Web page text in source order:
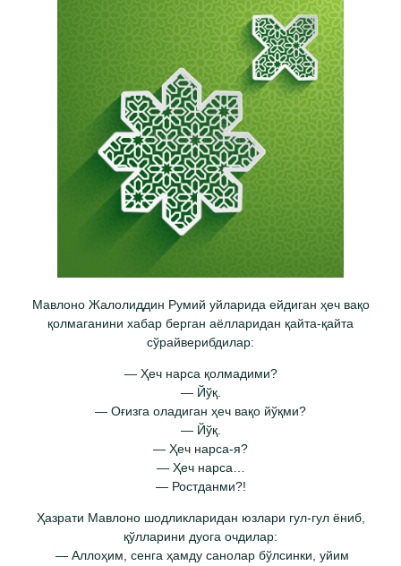
Мавлоно Жалолиддин Румий уйларида ейдиган ҳеч вақо
қолмаганини хабар берган аёлларидан қайта-қайта
сўрайверибдилар:
— Ҳеч нарса қолмадими?
— Йўқ.
— Оғизга оладиган ҳеч вақо йўқми?
— Йўқ.
— Ҳеч нарса-я?
— Ҳеч нарса…
— Ростданми?!
Ҳазрати Мавлоно шодликларидан юзлари гул-гул ёниб,
қўлларини дуога очдилар:
— Аллоҳим, сенга ҳамду санолар бўлсинки, уйим